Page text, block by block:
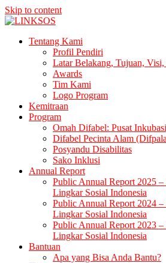
Skip to content
LINKSOSTentang Kami
Profil Pendiri
Latar Belakang, Tujuan,
Awards
Tim Kami
Logo Program
Kemitraan
Program
Omah Difabel: Pusat
Difabel Pecinta Alam
Posyandu Disabilitas
Sako Inklusi
Annual Report
Public Annual Report 2025 –
Lingkar Sosial Indonesia
Public Annual Report 2024 –
Lingkar Sosial Indonesia
Public Annual Report 2023 –
Lingkar Sosial Indonesia
Bantuan
Apa yang Bisa Anda Bantu?